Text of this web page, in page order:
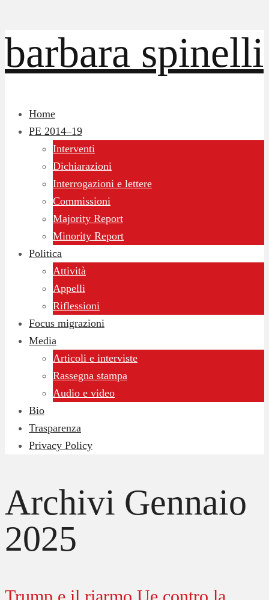
barbara spinelli
Home
PE 2014–19
Interventi
Dichiarazioni
Interrogazioni e lettere
Commissioni
Majority Report
Minority Report
Politica
Attività
Appelli
Riflessioni
Focus migrazioni
Media
Articoli e interviste
Rassegna stampa
Audio e video
Bio
Trasparenza
Privacy Policy
Archivi Gennaio
2025
Trump e il riarmo Ue contro la